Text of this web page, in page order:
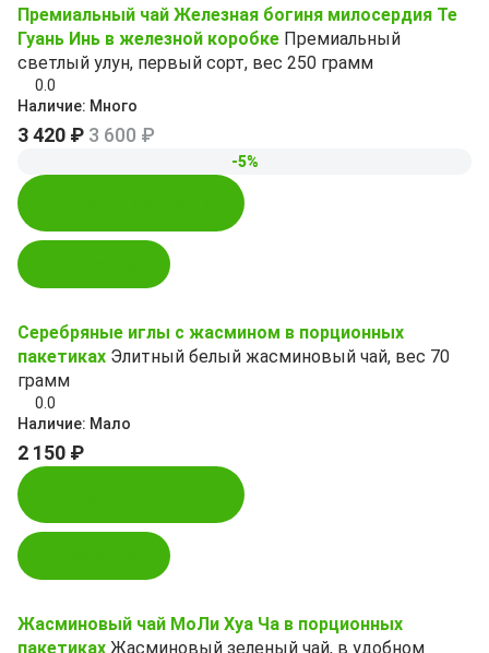
Премиальный чай Железная богиня милосердия Те
Гуань Инь в железной коробке Премиальный
светлый улун, первый сорт, вес 250 грамм
0.0
Наличие: Много
3 420 ₽ 3 600 ₽
-5%
Серебряные иглы с жасмином в порционных
пакетиках Элитный белый жасминовый чай, вес 70
грамм
0.0
Наличие: Мало
2 150 ₽
Жасминовый чай МоЛи Хуа Ча в порционных
пакетиках Жасминовый зеленый чай, в удобном